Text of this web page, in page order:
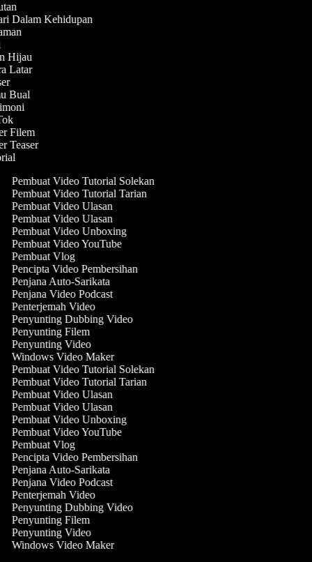
Dalam Kehidupan
Hijau
Latar
Bual
Filem
Teaser
Pembuat Video Tutorial Solekan
Pembuat Video Tutorial Tarian
Pembuat Video Ulasan
Pembuat Video Ulasan
Pembuat Video Unboxing
Pembuat Video YouTube
Pembuat Vlog
Pencipta Video Pembersihan
Penjana Auto-Sarikata
Penjana Video Podcast
Penterjemah Video
Penyunting Dubbing Video
Penyunting Filem
Penyunting Video
Windows Video Maker
Pembuat Video Tutorial Solekan
Pembuat Video Tutorial Tarian
Pembuat Video Ulasan
Pembuat Video Ulasan
Pembuat Video Unboxing
Pembuat Video YouTube
Pembuat Vlog
Pencipta Video Pembersihan
Penjana Auto-Sarikata
Penjana Video Podcast
Penterjemah Video
Penyunting Dubbing Video
Penyunting Filem
Penyunting Video
Windows Video Maker